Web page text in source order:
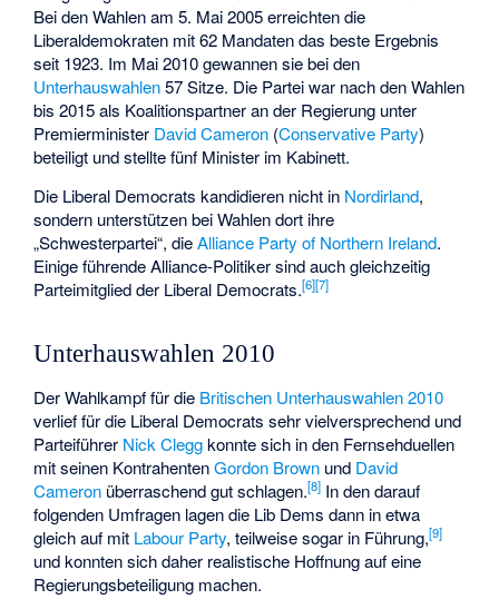
Bei den Wahlen am 5. Mai 2005 erreichten die
Liberaldemokraten mit 62 Mandaten das beste Ergebnis
seit 1923. Im Mai 2010 gewannen sie bei den
Unterhauswahlen57 Sitze. Die Partei war nach den Wahlen
bis 2015 als Koalitionspartner an der Regierung unter
Premierminister David Cameron (Conservative Party)
beteiligt und stellte fünf Minister im Kabinett.
Die Liberal Democrats kandidieren nicht in Nordirland,
sondern unterstützen bei Wahlen dort ihre
„Schwesterpartei“, dieAlliance Party of Northern Ireland.
Einige führende Alliance-Politiker sind auch gleichzeitig
Parteimitglied der Liberal Democrats.[6][7]
Unterhauswahlen 2010
Der Wahlkampf für die Britischen Unterhauswahlen 2010
verlief für die Liberal Democrats sehr vielversprechend und
Parteiführer Nick Cleggkonnte sich in den Fernsehduellen
mit seinen KontrahentenGordon Brown und David
Cameron überraschend gut schlagen.[8] In den darauf
folgenden Umfragen lagen die Lib Dems dann in etwa
gleich auf mit Labour Party, teilweise sogar in Führung,[9]
und konnten sich daher realistische Hoffnung auf eine
Regierungsbeteiligung machen.